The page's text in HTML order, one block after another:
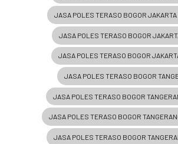
JASA POLES TERASO BOGOR
JASA POLES TERASO BOGOR
JASA POLES TERASO BOGOR
JASA POLES TERASO BOGOR
JASA POLES TERASO BOGOR
JASA POLES TERASO BOGOR
JASA POLES TERASO BOGOR